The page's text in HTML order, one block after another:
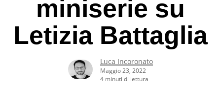
miniserie su
Letizia Battaglia
Luca Incoronato
Maggio 23, 2022
4 minuti di lettura